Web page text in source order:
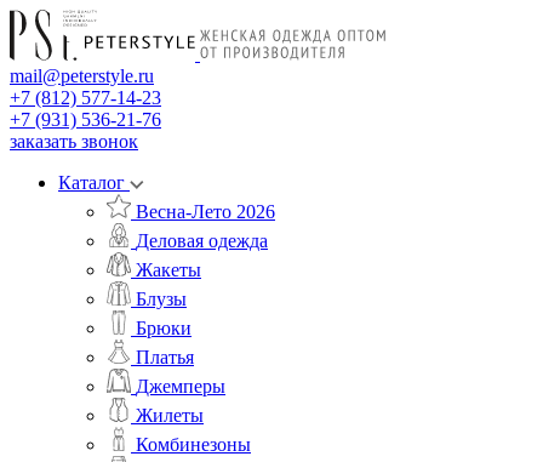
mail@peterstyle.ru
+7 (812) 577-14-23
+7 (931) 536-21-76
заказать звонок
Каталог
Весна-Лето 2026
Деловая одежда
Жакеты
Блузы
Брюки
Платья
Джемперы
Жилеты
Комбинезоны